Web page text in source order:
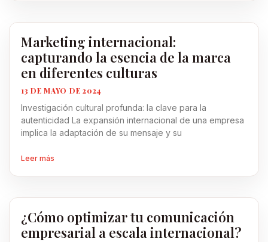
Marketing internacional:
capturando la esencia de la marca
en diferentes culturas
13 DE MAYO DE 2024
Investigación cultural profunda: la clave para la
autenticidad La expansión internacional de una empresa
implica la adaptación de su mensaje y su
Leer más
¿Cómo optimizar tu comunicación
empresarial a escala internacional?